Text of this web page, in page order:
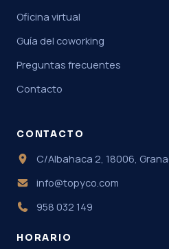
Oficina virtual
Guía del coworking
Preguntas frecuentes
Contacto
CONTACTO
C/Albahaca 2, 18006,
info@topyco.com
958 032 149
HORARIO